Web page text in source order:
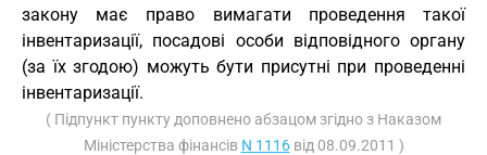
закону має право вимагати проведення такої
інвентаризації, посадові особи відповідного органу
(за їх згодою) можуть бути присутні при проведенні
інвентаризації.
( Підпункт пункту доповнено абзацом згідно з Наказом
Міністерства фінансів N 1116від 08.09.2011 )